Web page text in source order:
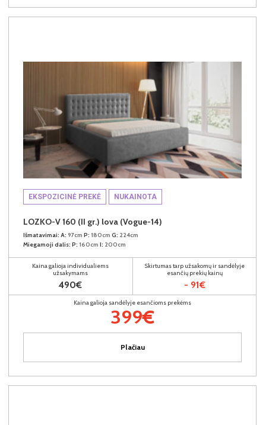
EKSPOZICINĖ PREKĖ NUKAINOTA
LOZKO-V 160 (II gr.) lova (Vogue-14)
Išmatavimai: A: 97cm P: 180cm G: 224cm
Miegamoji dalis: P: 160cm I: 200cm
Kaina galioja individualiems
užsakymams
490€
Skirtumas tarp užsakomų ir sandėlyje
esančių prekių kainų
- 91€
Kaina galioja sandėlyje esančioms prekėms
399€
Plačiau